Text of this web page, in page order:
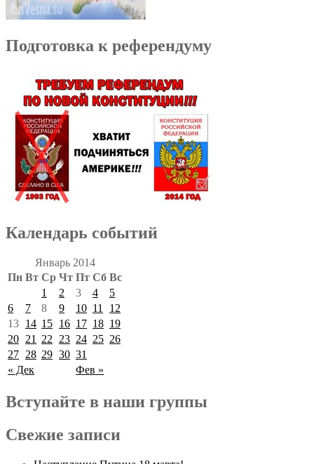
Подготовка к референдуму
Календарь событий
Январь 2014
Пн Вт Ср Чт Пт Сб Вс
« Дек Фев »
1 2 3 4
5
6
7 8 9 10 11
12
13 14 15 16 17 18 19
20 21 22 23 24 25 26
27 28 29 30 31
Вступайте в наши группы
Свежие записи